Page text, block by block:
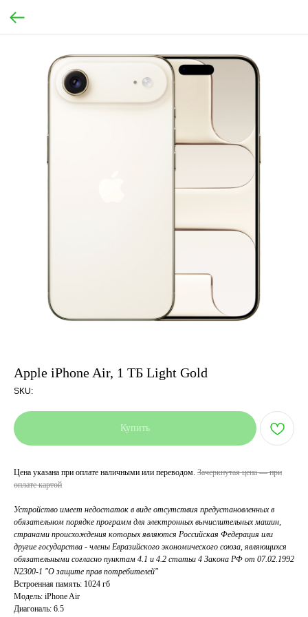
Apple iPhone Air, 1 ТБ Light Gold
SKU:
Купить
Цена указана при оплате наличными или переводом. Зачеркнутая цена — при
оплате картой
Устройство имеет недостаток в виде отсутствия предустановленных в
обязательном порядке программ для электронных вычислительных машин,
странами происхождения которых являются Российская Федерация или
другие государства - члены Евразийского экономического союза, являющихся
обязательными согласно пунктам 4.1 и 4.2 статьи 4 Закона РФ от 07.02.1992
N2300-1 "О защите прав потребителей"
Встроенная память: 1024 гб
Модель: iPhone Air
Диагональ: 6.5